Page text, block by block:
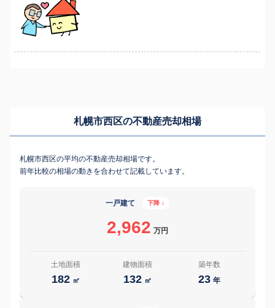
札幌市西区の不動産売却相場
札幌市西区の平均の不動産売却相場です。
前年比較の相場の動きを合わせて記載しています。
一戸建て 下降 ↓
2,962 万円
土地面積
182 ㎡
建物面積
132 ㎡
築年数
23 年